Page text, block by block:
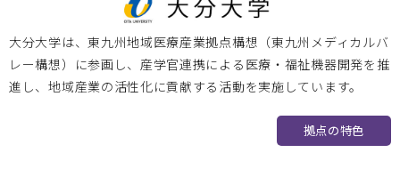
大阪医療センター 2024.02.13
2024.02.29 第３回 国立病院機構医工連携マッチングフォー
大分大学は、東九州地域医療産業拠点構想（東九州メディカルバ
レー構想）に参画し、産学官連携による医療・福祉機器開発を推
進し、地域産業の活性化に貢献する活動を実施しています。
拠点の特色